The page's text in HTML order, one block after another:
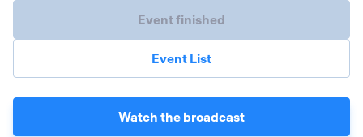
Event finished
Event List
Watch the broadcast